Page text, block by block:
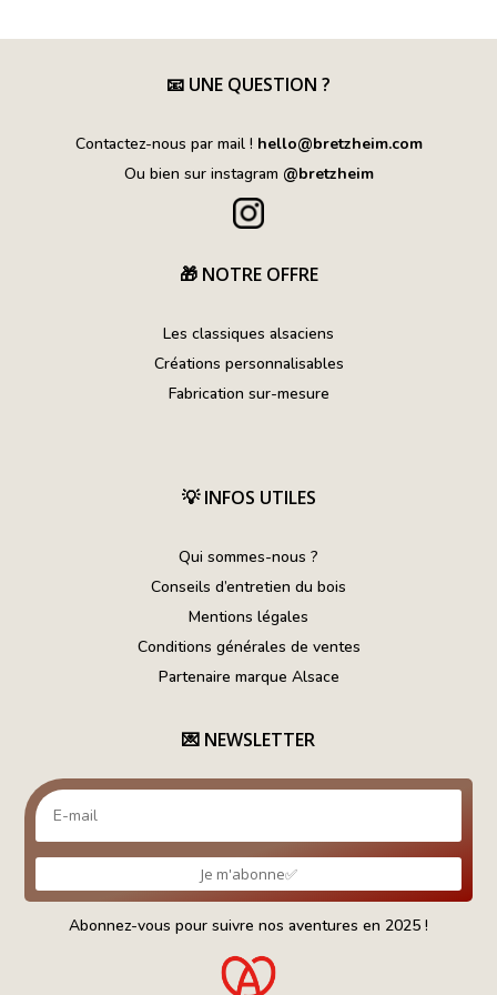
être
choisies
📧 UNE QUESTION ?
Contactez-nous par mail ! hello@bretzheim.com
Ou bien sur instagram @bretzheim
🎁 NOTRE OFFRE
Les classiques alsaciens
Créations personnalisables
Fabrication sur-mesure
💡INFOS UTILES
Qui sommes-nous ?
Conseils d’entretien du bois
Mentions légales
Conditions générales de ventes
Partenaire marque Alsace
💌 NEWSLETTER
Je m'abonne✅
Abonnez-vous pour suivre nos aventures en 2025 !